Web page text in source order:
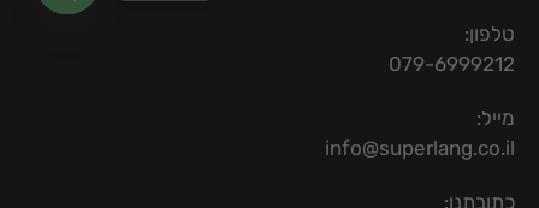
טלפון:
079-6999212
מייל:
info@superlang.co.il
כתובתנו: